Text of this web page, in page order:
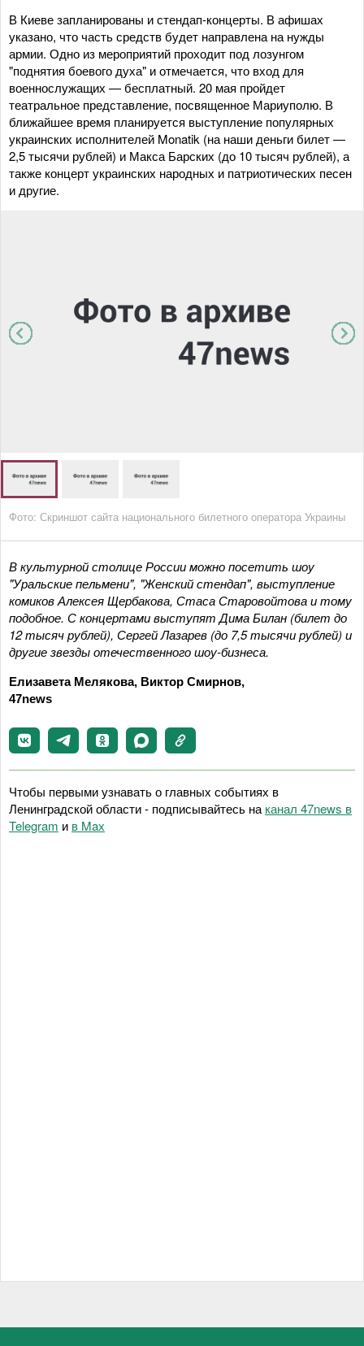
В Киеве запланированы и стендап-концерты. В афишах
указано, что часть средств будет направлена на нужды
армии. Одно из мероприятий проходит под лозунгом
"поднятия боевого духа" и отмечается, что вход для
военнослужащих — бесплатный. 20 мая пройдет
театральное представление, посвященное Мариуполю. В
ближайшее время планируется выступление популярных
украинских исполнителей Monatik (на наши деньги билет —
2,5 тысячи рублей) и Макса Барских (до 10 тысяч рублей), а
также концерт украинских народных и патриотических песен
и другие.
Фото: Скриншот сайта национального билетного оператора Украины
В культурной столице России можно посетить шоу
"Уральские пельмени", "Женский стендап", выступление
комиков Алексея Щербакова, Стаса Старовойтова и тому
подобное. С концертами выступят Дима Билан (билет до
12 тысяч рублей), Сергей Лазарев (до 7,5 тысячи рублей) и
другие звезды отечественного шоу-бизнеса.
Елизавета Мелякова, Виктор Смирнов,
47news
Чтобы первыми узнавать о главных событиях в
Ленинградской области - подписывайтесь на канал 47news в
Telegram и в Maх